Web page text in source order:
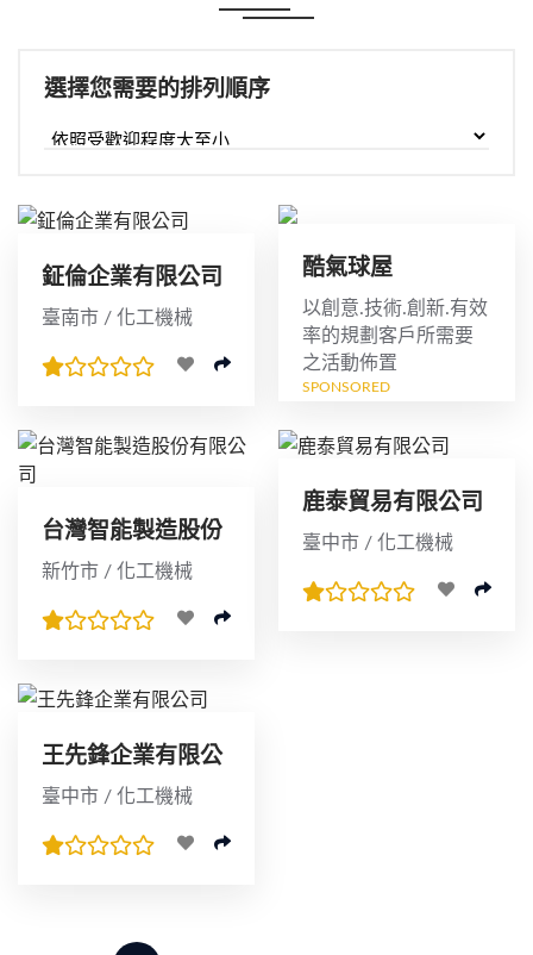
選擇您需要的排列順序
鉦倫企業有限公司
臺南市 / 化工機械
酷氣球屋
以創意.技術.創新.有效
率的規劃客戶所需要
之活動佈置
SPONSORED
台灣智能製造股份
有限公司
新竹市 / 化工機械
鹿泰貿易有限公司
臺中市 / 化工機械
王先鋒企業有限公
司
臺中市 / 化工機械